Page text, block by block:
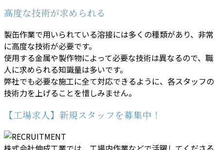
高度な技術が求められる
製缶作業で用いられている溶接には多くの種類があり、非常
に高度な技術が必要です。
使用する金属や製作物によって必要な技術は異なるので、職
人に求められる知識量は多いです。
弊社でも必要な施工に全て対応できるように、各スタッフの
技術力を上げることを惜しみません。
【工場求人】新規スタッフを募集中！